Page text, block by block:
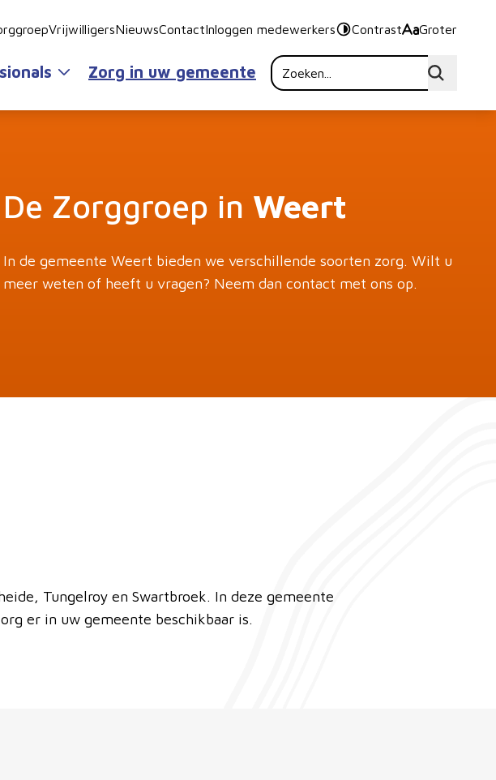
VrijwilligersNieuwsContactInloggen medewerkers Contrast Groter
Zorg in uw gemeente
De Zorggroep in Weert
In de gemeente Weert bieden we verschillende soorten zorg. Wilt u
meer weten of heeft u vragen? Neem dan contact met ons op.
Tungelroy en Swartbroek. In deze gemeente
er in uw gemeente beschikbaar is.